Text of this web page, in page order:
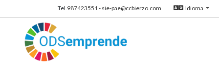
Tel.987423551- sie-pae@ccbierzo.com Idioma